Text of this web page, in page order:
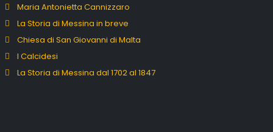
Maria Antonietta Cannizzaro
La Storia di Messina in breve
Chiesa di San Giovanni di Malta
I Calcidesi
La Storia di Messina dal 1702 al 1847